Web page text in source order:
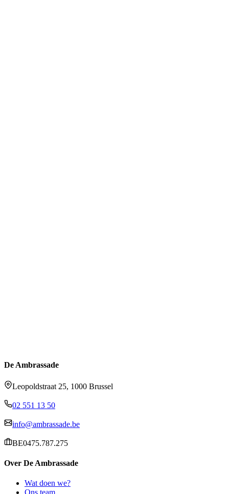
De Ambrassade
Leopoldstraat 25, 1000 Brussel
02 551 13 50
info@ambrassade.be
BE0475.787.275
Over De Ambrassade
Wat doen we?